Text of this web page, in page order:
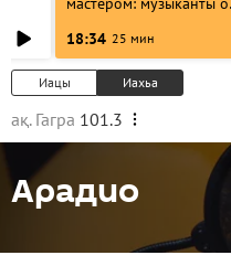
18:34 25 мин
Иацы Иахьа
ақ. Гагра 101.3
Арадио